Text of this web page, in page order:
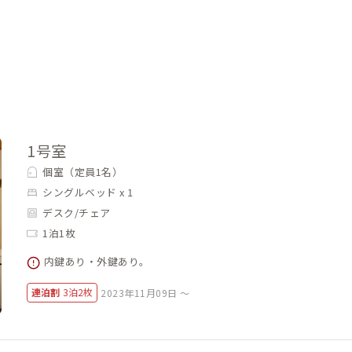
1号室
個室（定員1名）
シングルベッド x 1
デスク/チェア
1泊1枚
内鍵あり・外鍵あり。
連泊割 3泊2枚 2023年11月09日 ～